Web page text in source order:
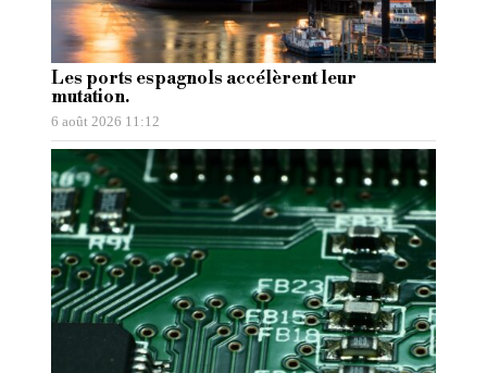
Les ports espagnols accélèrent leur
mutation.
6 août 2026 11:12